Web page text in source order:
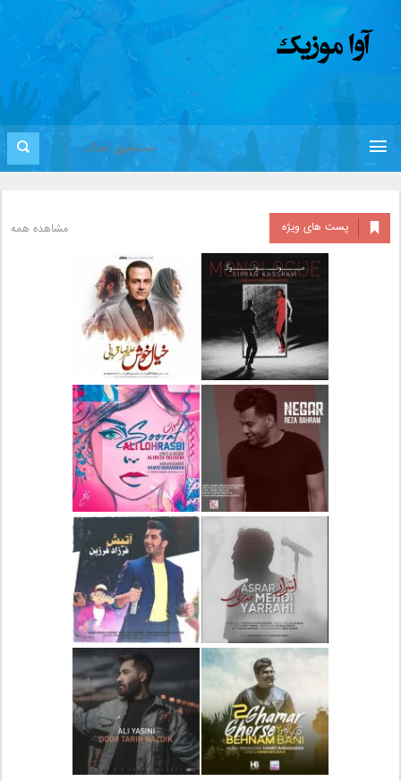
پست های ویژه مشاهده همه
دانلود آلبوم جدید سیروان
خسروی بنام مونولوگ
دانلود آهنگ جدید علیرضا
قربانی بنام خیال خوش
دانلود آهنگ جدید رضا
بهرام بنام نگار
دانلود آهنگ جدید علی
لهراسبی بنام صورت
دانلود آهنگ جدید مهدی
یراحی بنام اسرار
دانلود آهنگ جدید فرزاد
فرزین بنام آتیش